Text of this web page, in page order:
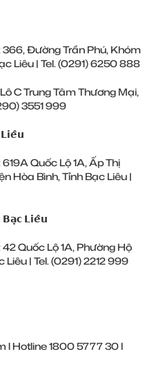
Đường Trần Phú, Khóm
Liêu | Tel. (0291) 6250 888
C Trung Tâm Thương Mại,
3551 999
Quốc Lộ 1A, Ấp Thị
Hòa Bình, Tỉnh Bạc Liêu |
𝗟𝗶𝗲̂𝘂
Quốc Lộ 1A, Phường Hộ
| Tel. (0291) 2212 999
l Hotline 1800 5777 30 l